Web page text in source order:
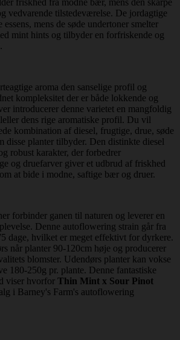
friskhed fra modne bær, mens den skarpe
vedvarende tilstedeværelse. De jordagtige
mens de søde undertoner smelter
mint hints og tilbyder en forfriskende og
aroma den sanselige profil og
kompleksitet der er både lokkende og
introducerer denne varietet en mangfoldig
dens rige aromatiske profil. Du vil
kombination af diesel, frugtige, drue, søde
disse planter tilbyder. Den distinkte diesel
robust karakter, der forbedrer
og druefarver giver et udbrud af friskhed
at bide i modne, saftige bær og druer.
forbinder ganen til naturen og leverer en
Denne autoflowering strain går fra
dage, hvilket er meget effektivt for dyrkere.
når planter 90-120cm høje og producerer
blomster. Udendørs planter kan vokse
180-250g pr. plante. Denne fantastiske
viser hvorfor Thin Mint x Sour Pinot
i Barney's Farm's autoflowering